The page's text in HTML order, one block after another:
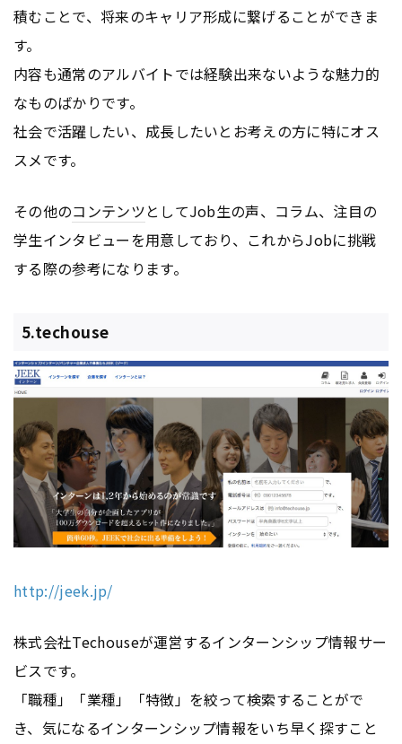
積むことで、将来のキャリア形成に繋げることができま
す。
内容も通常のアルバイトでは経験出来ないような魅力的
なものばかりです。
社会で活躍したい、成長したいとお考えの方に特にオス
スメです。
その他のコンテンツとしてJob生の声、コラム、注目の
学生インタビューを用意しており、これからJobに挑戦
する際の参考になります。
5.techouse
http://jeek.jp/
株式会社Techouseが運営するインターンシップ情報サー
ビスです。
「職種」「業種」「特徴」を絞って検索することがで
き、気になるインターンシップ情報をいち早く探すこと